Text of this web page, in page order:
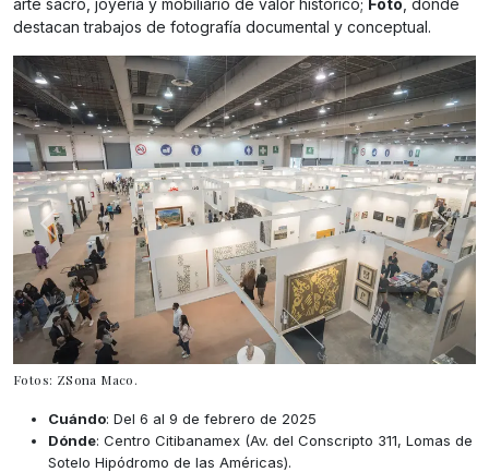
arte sacro, joyería y mobiliario de valor histórico; Foto , donde
destacan trabajos de fotografía documental y conceptual.
Fotos: ZSona Maco.
Cuándo: Del 6 al 9 de febrero de 2025
Dónde: Centro Citibanamex (Av. del Conscripto 311, Lomas de
Sotelo Hipódromo de las Américas).